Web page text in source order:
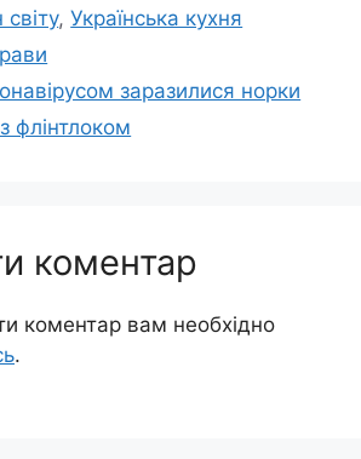
світу,Українська кухня
заразилися норки
флінтлоком
коментар
коментар вам необхідно
.